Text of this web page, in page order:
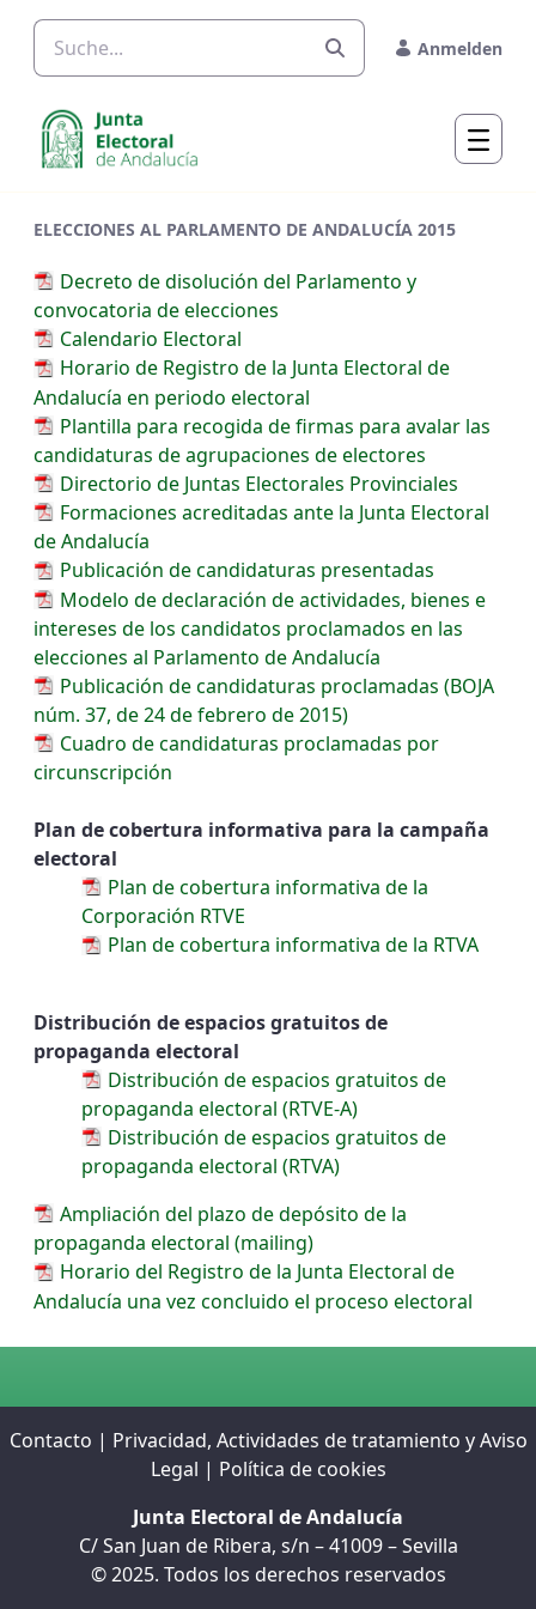
Zum Hauptinhalt springen
Anmelden
ELECCIONES AL PARLAMENTO DE ANDALUCÍA 2015
Decreto de disolución del Parlamento y
convocatoria de elecciones
Calendario Electoral
Horario de Registro de la Junta Electoral de
Andalucía en periodo electoral
Plantilla para recogida de firmas para avalar las
candidaturas de agrupaciones de electores
Directorio de Juntas Electorales Provinciales
Formaciones acreditadas ante la Junta Electoral
de Andalucía
Publicación de candidaturas presentadas
Modelo de declaración de actividades, bienes e
intereses de los candidatos proclamados en las
elecciones al Parlamento de Andalucía
Publicación de candidaturas proclamadas (BOJA
núm. 37, de 24 de febrero de 2015)
Cuadro de candidaturas proclamadas por
circunscripción
Plan de cobertura informativa para la campaña
electoral
Plan de cobertura informativa de la
Corporación RTVE
Plan de cobertura informativa de la RTVA
Distribución de espacios gratuitos de
propaganda electoral
Distribución de espacios gratuitos de
propaganda electoral (RTVE-A)
Distribución de espacios gratuitos de
propaganda electoral (RTVA)
Ampliación del plazo de depósito de la
propaganda electoral (mailing)
Horario del Registro de la Junta Electoral de
Andalucía una vez concluido el proceso electoral
Contacto | Privacidad, Actividades de tratamiento y Aviso
Legal | Política de cookies
Junta Electoral de Andalucía
C/ San Juan de Ribera, s/n – 41009 – Sevilla
© 2025. Todos los derechos reservados